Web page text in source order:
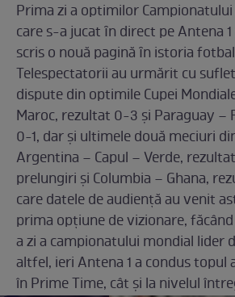
Prima zi a optimilor
care s-a jucat ȋn direct pe Antena 1
scris o nouă pagină ȋn istoria
Telespectatorii au urmărit cu
dispute din optimile Cupei
Maroc, rezultat 0-3 și Paraguay –
0-1, dar și ultimele două meciuri
Argentina – Capul – Verde,
prelungiri și Columbia – Ghana,
care datele de audienţă au venit
prima opţiune de vizionare,
a zi a campionatului mondial lider
altfel, ieri Antena 1 a condus topul
în Prime Time, cât şi la nivelul